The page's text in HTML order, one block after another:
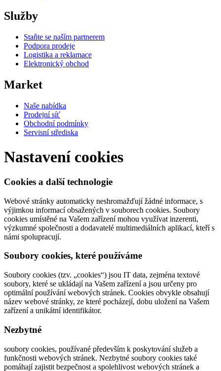
Služby
Staňte se naším partnerem
Podpora prodeje
Logistika a reklamace
Elektronický obchod
Market
Naše nabídka
Prodejní síť
Obchodní podmínky
Servisní střediska
Nastavení cookies
Cookies a další technologie
Webové stránky automaticky neshromažďují žádné informace, s
výjimkou informací obsažených v souborech cookies. Soubory
cookies umístěné na Vašem zařízení mohou využívat inzerenti,
výzkumné společnosti a dodavatelé multimediálních aplikací, kteří s
námi spolupracují.
Soubory cookies, které používáme
Soubory cookies (tzv. „cookies“) jsou IT data, zejména textové
soubory, které se ukládají na Vašem zařízení a jsou určeny pro
optimální používání webových stránek. Cookies obvykle obsahují
název webové stránky, ze které pocházejí, dobu uložení na Vašem
zařízení a unikátní identifikátor.
Nezbytné
soubory cookies, používané především k poskytování služeb a
funkčnosti webových stránek. Nezbytné soubory cookies také
pomáhají zajistit bezpečnost a spolehlivost webových stránek a